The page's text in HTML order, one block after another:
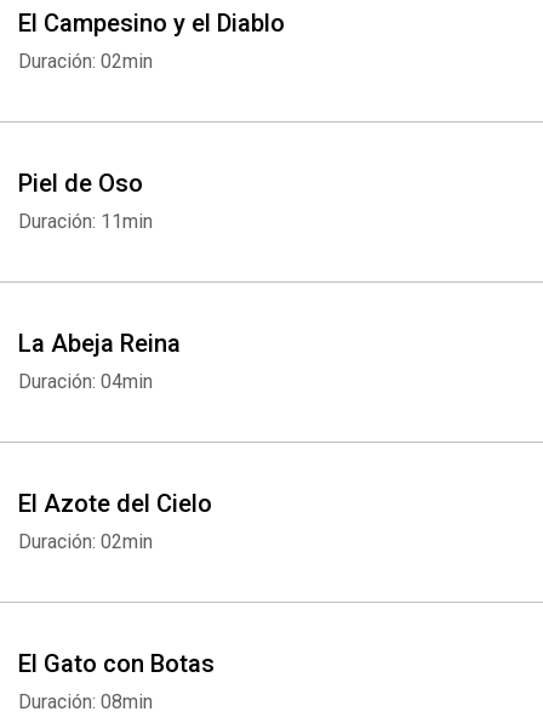
El Campesino y el Diablo
Duración: 02min
Piel de Oso
Duración: 11min
La Abeja Reina
Duración: 04min
El Azote del Cielo
Duración: 02min
El Gato con Botas
Duración: 08min
Whatsapp